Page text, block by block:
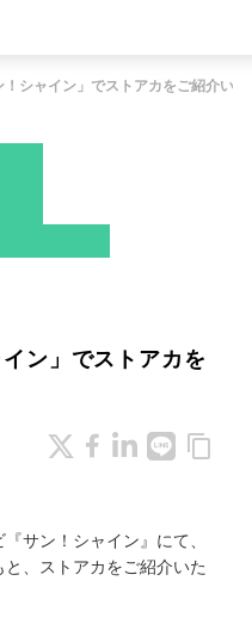
シャイン」でストアカをご紹介い
ン」でストアカを
content_copy
サン！シャイン』にて、
、ストアカをご紹介いた